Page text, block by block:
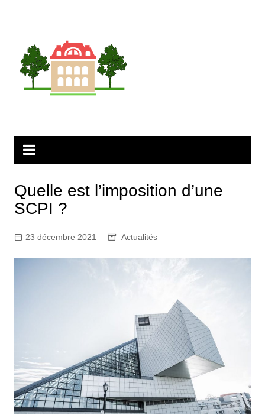
Quelle est l’imposition d’une
SCPI ?
23 décembre 2021 Actualités